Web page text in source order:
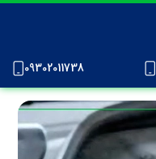
09302011738